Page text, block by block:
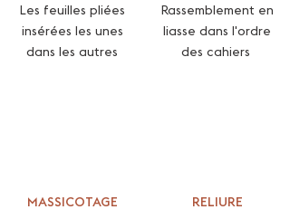
Les feuilles pliées
insérées les unes
dans les autres
MASSICOTAGE
Rassemblement en
liasse dans l'ordre
des cahiers
RELIURE